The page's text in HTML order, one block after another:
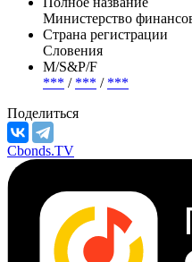
Полное название
Министерство
Словения
М/S&P/F
***/
Поделиться
Cbonds.TV